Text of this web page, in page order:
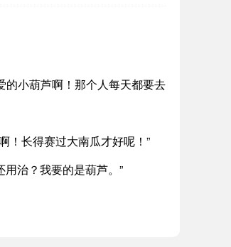
的小葫芦啊！那个人每天都要去
！长得赛过大南瓜才好呢！”
治？我要的是葫芦。”